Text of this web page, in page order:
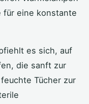
für eine konstante
es sich, auf
die sanft zur
Tücher zur